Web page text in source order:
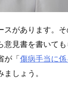
があります。
見書を書いて
が「傷病手当に
しょう。